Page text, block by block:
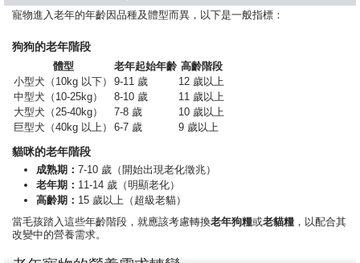
寵物進入老年的年齡因品種及體型而異，以下是一般指標：
狗狗的老年階段
體型 老年起始年齡 高齡階段
小型犬（10kg 以下）
9-11 歲
12 歲以上
中型犬（10-25kg）
8-10 歲
11 歲以上
大型犬（25-40kg）
7-8 歲
10 歲以上
巨型犬（40kg 以上）
6-7 歲 9 歲以上
貓咪的老年階段
成熟期： 7-10 歲（開始出現老化徵兆）
老年期： 11-14 歲（明顯老化）
高齡期： 15 歲以上（超級老貓）
當毛孩踏入這些年齡階段，就應該考慮轉換老年狗糧或老貓糧 ，以配合其
改變中的營養需求。